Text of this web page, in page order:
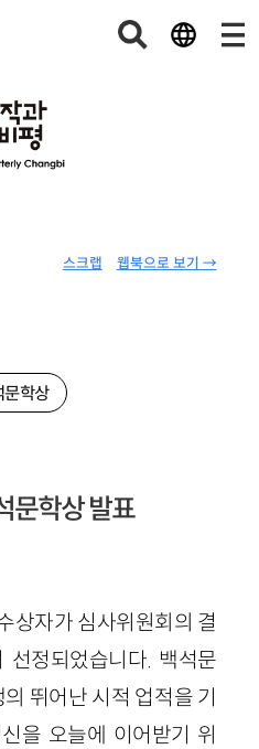
웹북으로 보기 →
스크랩
문학상
문학상 발표
상자가 심사위원회의 결
정되었습니다. 백석문
뛰어난 시적 업적을 기
을 오늘에 이어받기 위